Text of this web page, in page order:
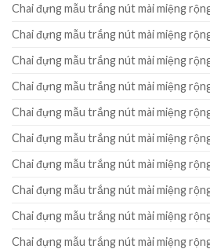
Chai đựng mẫu trắng nút mài miệng
Chai đựng mẫu trắng nút mài miệng
Chai đựng mẫu trắng nút mài miệng
Chai đựng mẫu trắng nút mài miệng
Chai đựng mẫu trắng nút mài miệng
Chai đựng mẫu trắng nút mài miệng
Chai đựng mẫu trắng nút mài miệng
Chai đựng mẫu trắng nút mài miệng
Chai đựng mẫu trắng nút mài miệng
Chai đựng mẫu trắng nút mài miệng